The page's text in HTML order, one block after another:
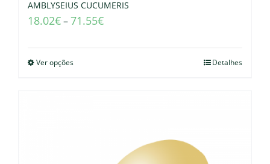
AMBLYSEIUS CUCUMERIS
18.02€–71.55€
Ver opções Detalhes